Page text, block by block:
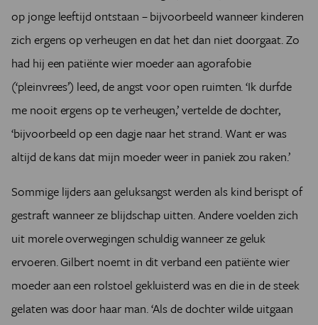
op jonge leeftijd ontstaan – bijvoorbeeld wanneer kinderen
zich ergens op verheugen en dat het dan niet doorgaat. Zo
had hij een patiënte wier moeder aan agorafobie
(‘pleinvrees’) leed, de angst voor open ruimten. ‘Ik durfde
me nooit ergens op te verheugen,’ vertelde de dochter,
‘bijvoorbeeld op een dagje naar het strand. Want er was
altijd de kans dat mijn moeder weer in paniek zou raken.’
Sommige lijders aan geluksangst werden als kind berispt of
gestraft wanneer ze blijdschap uitten. Andere voelden zich
uit morele overwegingen schuldig wanneer ze geluk
ervoeren. Gilbert noemt in dit verband een patiënte wier
moeder aan een rolstoel gekluisterd was en die in de steek
gelaten was door haar man. ‘Als de dochter wilde uitgaan